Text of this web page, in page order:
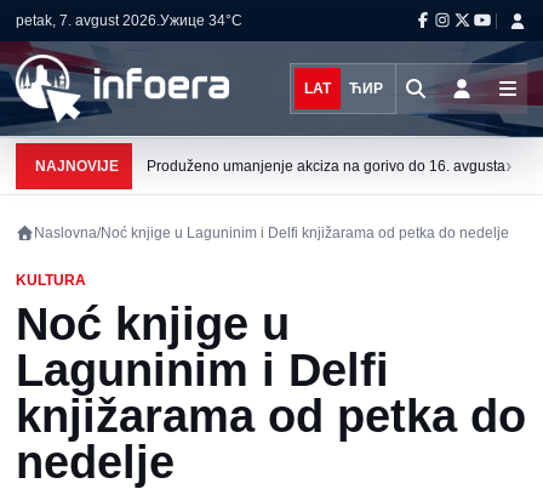
petak, 7. avgust 2026.Ужице 34°C
LAT ЋИР
NAJNOVIJE Produženo umanjenje akciza na gorivo do 16. avgusta›
Naslovna/Noć knjige u Laguninim i Delfi knjižarama od petka do nedelje
KULTURA
Noć knjige u
Laguninim i Delfi
knjižarama od petka do
nedelje